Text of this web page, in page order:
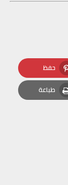
حفظ
Pinterest
طباعة
Print